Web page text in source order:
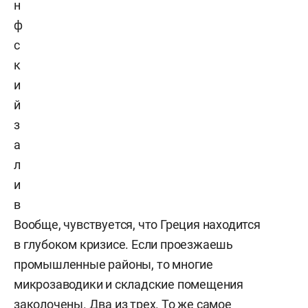
н
ф
с
к
и
й
з
а
л
и
в
Вообще, чувствуется, что Греция находится
в глубоком кризисе. Если проезжаешь
промышленные районы, то многие
микрозаводики и складские помещения
заколочены. Два из трех. То же самое